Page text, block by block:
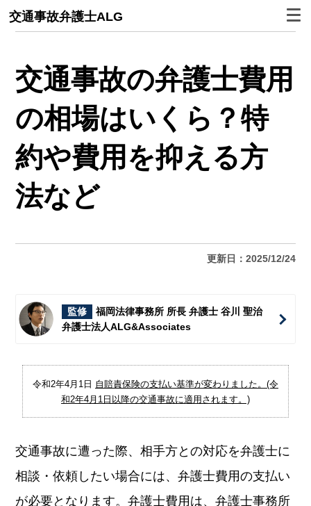
交通事故弁護士ALG
交通事故の弁護士費用
の相場はいくら？特
約や費用を抑える方
法など
更新日：2025/12/24
監修
福岡法律事務所 所長 弁護士 谷川 聖治
弁護士法人ALG&Associates
令和2年4月1日 自賠責保険の支払い基準が変わりました。(令
和2年4月1日以降の交通事故に適用されます。)
交通事故に遭った際、相手方との対応を弁護士に
相談・依頼したい場合には、弁護士費用の支払い
が必要となります。弁護士費用は、弁護士事務所